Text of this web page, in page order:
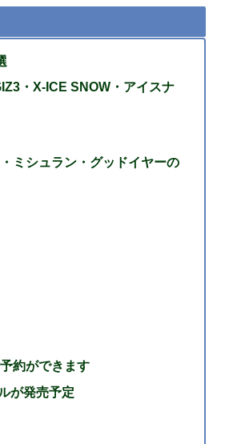
・X-ICE SNOW・アイスナ
ミシュラン・グッドイヤーの
約ができます
が発売予定